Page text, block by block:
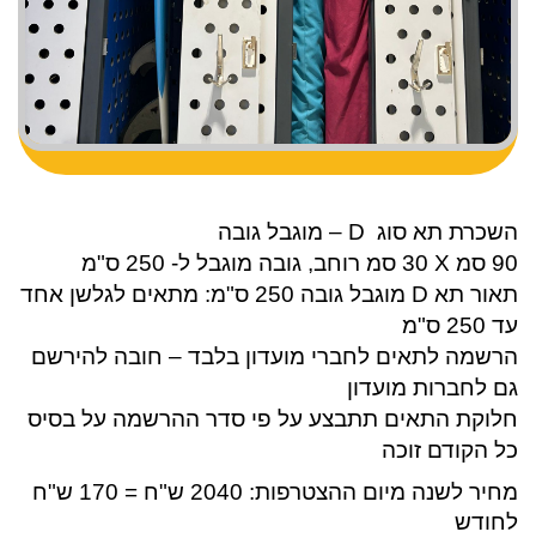
השכרת תא סוג D – מוגבל גובה
90 סמ
X
תאור תא D
מוגבל גובה 250 ס"מ: מתאים לגלשן אחד
עד 250 ס"מ
הרשמה לתאים לחברי מועדון בלבד – חובה להירשם
גם לחברות מועדון
חלוקת התאים תתבצע על פי סדר ההרשמה על בסיס
כל הקודם זוכה
מחיר לשנה מיום ההצטרפות: 2040 ש"ח = 170 ש"ח
לחודש